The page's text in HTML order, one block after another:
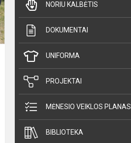
antroje
Melnragėje
NORIU KALBĖTIS
DOKUMENTAI
UNIFORMA
PROJEKTAI
MĖNESIO VEIKLOS PLANAS
BIBLIOTEKA